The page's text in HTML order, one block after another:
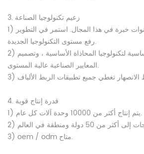
3. زعيم تكنولوجيا الصناعة
1) أكثر من 20 سنوات خبرة في هذا المجال. استمر في التطوير & amp؛
رفع مستوى التكنولوجيا الجديدة.
2) أحدث الألياف الأساسية لتكنولوجيا المحاذاة الأساسية ، وتصميم
المعايير الصناعية عالية المستوى.
4. قدرة إنتاج قوية
1) يتم إنتاج أكثر من 10000 وحدة آلات كل عام.
3) oem / odm متاح.